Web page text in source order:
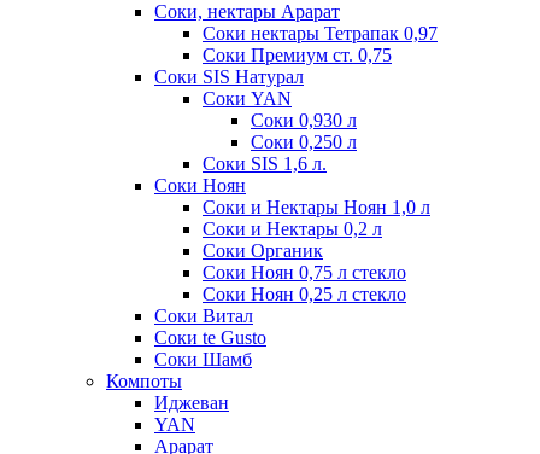
Соки, нектары Арарат
Соки нектары Тетрапак 0,97
Соки Премиум ст. 0,75
Соки SIS Натурал
Соки YAN
Соки 0,930 л
Соки 0,250 л
Соки SIS 1,6 л.
Соки Ноян
Соки и Нектары Ноян 1,0 л
Соки и Нектары 0,2 л
Соки Органик
Соки Ноян 0,75 л стекло
Соки Ноян 0,25 л стекло
Соки Витал
Соки te Gusto
Соки Шамб
Компоты
Иджеван
YAN
Арарат